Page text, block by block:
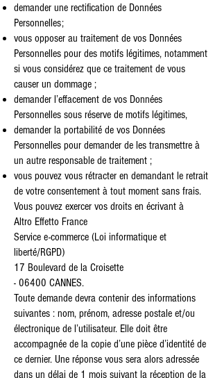
demander une rectification de Données
Personnelles;
vous opposer au traitement de vos Données
Personnelles pour des motifs légitimes, notamment
si vous considérez que ce traitement de vous
causer un dommage ;
demander l’effacement de vos Données
Personnelles sous réserve de motifs légitimes,
demander la portabilité de vos Données
Personnelles pour demander de les transmettre à
un autre responsable de traitement ;
vous pouvez vous rétracter en demandant le retrait
de votre consentement à tout moment sans frais.
Vous pouvez exercer vos droits en écrivant à
Altro Effetto France
Service e-commerce (Loi informatique et
liberté/RGPD)
17 Boulevard de la Croisette
- 06400 CANNES.
Toute demande devra contenir des informations
suivantes : nom, prénom, adresse postale et/ou
électronique de l’utilisateur. Elle doit être
accompagnée de la copie d’une pièce d’identité de
ce dernier. Une réponse vous sera alors adressée
dans un délai de 1 mois suivant la réception de la